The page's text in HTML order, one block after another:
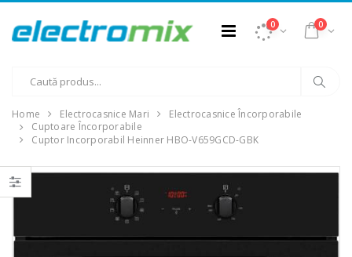
0 0
Home Electrocasnice Mari
Electrocasnice Încorporabile
Cuptoare Încorporabile
Cuptor Incorporabil Heinner HBO-V659GCD-GBK